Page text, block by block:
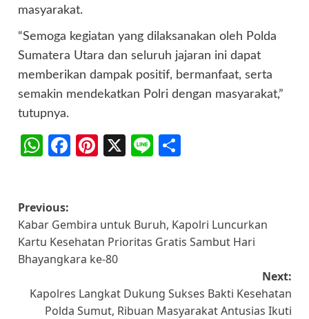
masyarakat.
“Semoga kegiatan yang dilaksanakan oleh Polda
Sumatera Utara dan seluruh jajaran ini dapat
memberikan dampak positif, bermanfaat, serta
semakin mendekatkan Polri dengan masyarakat,”
tutupnya.
WhatsApp
Facebook
Pinterest
X Line
Post
navigation
Previous:
Kabar Gembira untuk Buruh, Kapolri Luncurkan
Kartu Kesehatan Prioritas Gratis Sambut Hari
Bhayangkara ke-80
Next:
Kapolres Langkat Dukung Sukses Bakti Kesehatan
Polda Sumut, Ribuan Masyarakat Antusias Ikuti